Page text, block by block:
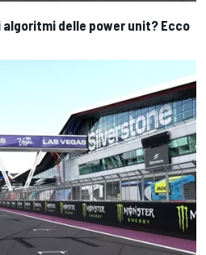
algoritmi delle power unit? Ecco